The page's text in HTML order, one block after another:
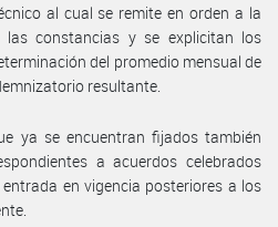
al cual se remite en orden a la
las constancias y se explicitan los
del promedio mensual de
resultante.
ya se encuentran fijados también
a acuerdos celebrados
en vigencia posteriores a los